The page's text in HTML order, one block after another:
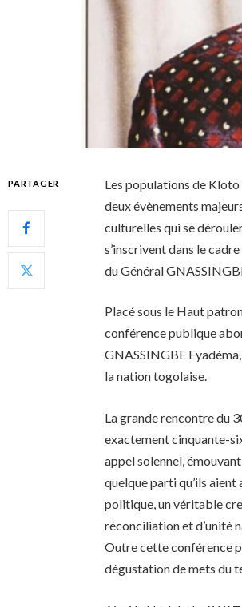
PARTAGER
Les populations de
deux évènements
culturelles qui se
s’inscrivent dans le
du Général
Placé sous le Haut
conférence publique
GNASSINGBE
la nation togolaise.
La grande rencontre du
exactement cinquante-
appel solennel,
quelque parti qu’ils
politique, un véritable
réconciliation et d’unité
Outre cette conférence
dégustation de mets du